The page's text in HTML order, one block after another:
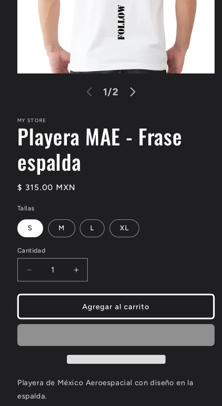
1/of
2
MY STORE
Playera MAE - Frase
espalda
Regular
$ 315.00 MXN
Tallas
S M L XL
Cantidad
Decrease
quantity
for
MAE
-
espalda
Increase
quantity
for
Playera
MAE
-
espalda
Agregar al carrito
Playera de México Aeroespacial con diseño en la
espalda.